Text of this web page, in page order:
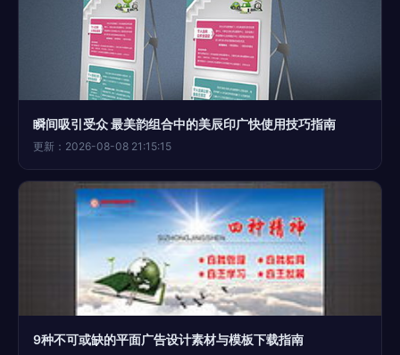
瞬间吸引受众 最美韵组合中的美辰印广快使用技巧指南
更新：2026-08-08 21:15:15
9种不可或缺的平面广告设计素材与模板下载指南